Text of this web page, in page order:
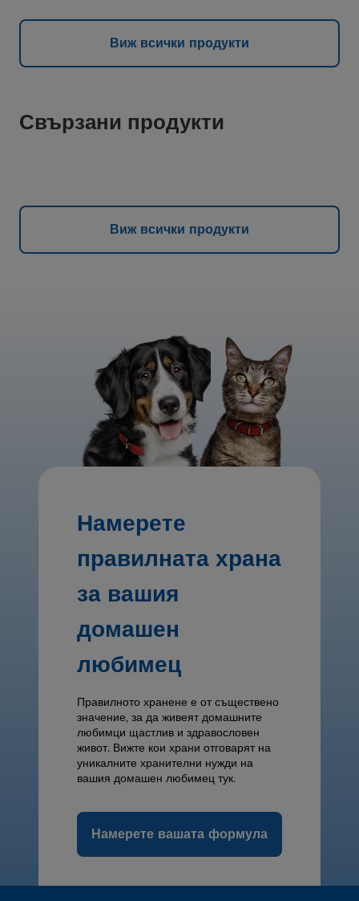
Виж всички продукти
Свързани продукти
Виж всички продукти
Намерете
правилната храна
за вашия
домашен
любимец
Правилното хранене е от съществено
значение, за да живеят домашните
любимци щастлив и здравословен
живот. Вижте кои храни отговарят на
уникалните хранителни нужди на
вашия домашен любимец тук.
Намерете вашата формула